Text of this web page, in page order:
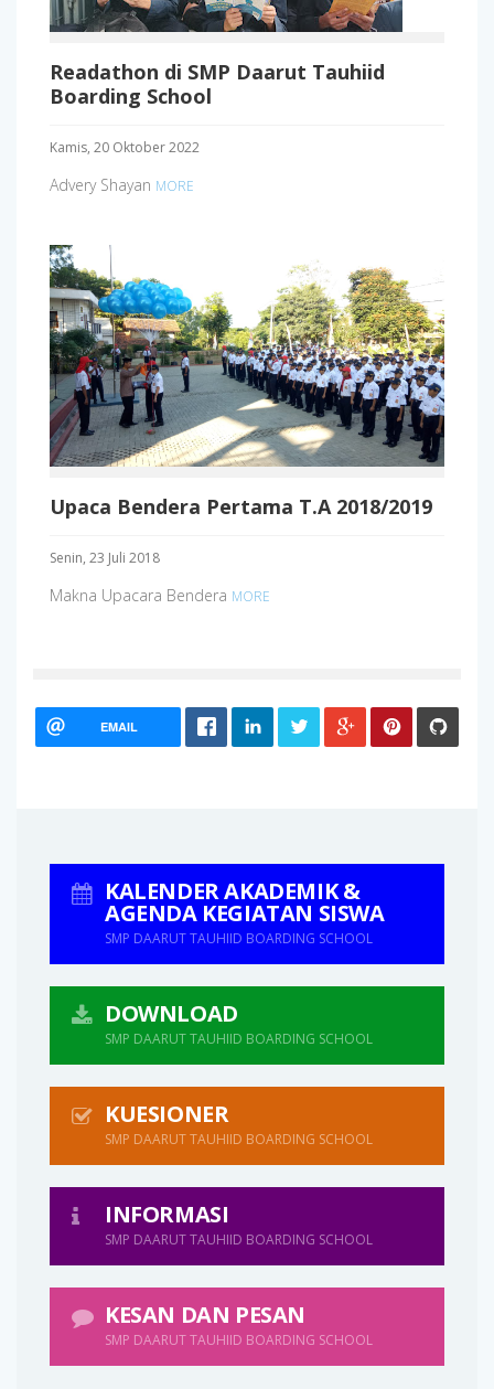
Readathon di SMP Daarut Tauhiid
Boarding School
Kamis, 20 Oktober 2022
Advery Shayan MORE
Upaca Bendera Pertama T.A 2018/2019
Senin, 23 Juli 2018
Makna Upacara Bendera MORE
EMAIL
KALENDER AKADEMIK &
AGENDA KEGIATAN SISWA
SMP DAARUT TAUHIID BOARDING SCHOOL
DOWNLOAD
SMP DAARUT TAUHIID BOARDING SCHOOL
KUESIONER
SMP DAARUT TAUHIID BOARDING SCHOOL
INFORMASI
SMP DAARUT TAUHIID BOARDING SCHOOL
KESAN DAN PESAN
SMP DAARUT TAUHIID BOARDING SCHOOL